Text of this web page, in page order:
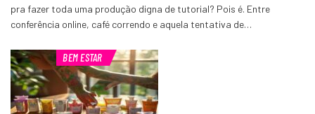
pra fazer toda uma produção digna de tutorial? Pois é. Entre
conferência online, café correndo e aquela tentativa de…
BEM ESTAR